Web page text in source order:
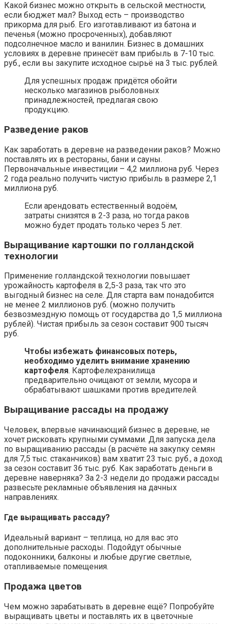
Какой бизнес можно открыть в сельской местности,
если бюджет мал? Выход есть – производство
прикорма для рыб. Его изготавливают из батона и
печенья (можно просроченных), добавляют
подсолнечное масло и ванилин. Бизнес в домашних
условиях в деревне принесёт вам прибыль в 7-10 тыс.
руб., если вы закупите исходное сырьё на 3 тыс. рублей.
Для успешных продаж придётся обойти
несколько магазинов рыболовных
принадлежностей, предлагая свою
продукцию.
Разведение раков
Как заработать в деревне на разведении раков? Можно
поставлять их в рестораны, бани и сауны.
Первоначальные инвестиции – 4,2 миллиона руб. Через
2 года реально получить чистую прибыль в размере 2,1
миллиона руб.
Если арендовать естественный водоём,
затраты снизятся в 2-3 раза, но тогда раков
можно будет продать только через 5 лет.
Выращивание картошки по голландской
технологии
Применение голландской технологии повышает
урожайность картофеля в 2,5-3 раза, так что это
выгодный бизнес на селе. Для старта вам понадобится
не менее 2 миллионов руб. (можно получить
безвозмездную помощь от государства до 1,5 миллиона
рублей). Чистая прибыль за сезон составит 900 тысяч
руб.
Чтобы избежать финансовых потерь,
необходимо уделить внимание хранению
картофеля. Картофелехранилища
предварительно очищают от земли, мусора и
обрабатывают шашками против вредителей.
Выращивание рассады на продажу
Человек, впервые начинающий бизнес в деревне, не
хочет рисковать крупными суммами. Для запуска дела
по выращиванию рассады (в расчёте на закупку семян
для 7,5 тыс. стаканчиков) вам хватит 23 тыс. руб., а доход
за сезон составит 36 тыс. руб. Как заработать деньги в
деревне наверняка? За 2-3 недели до продажи рассады
развесьте рекламные объявления на дачных
направлениях.
Где выращивать рассаду?
Идеальный вариант – теплица, но для вас это
дополнительные расходы. Подойдут обычные
подоконники, балконы и любые другие светлые,
отапливаемые помещения.
Продажа цветов
Чем можно зарабатывать в деревне ещё? Попробуйте
выращивать цветы и поставлять их в цветочные